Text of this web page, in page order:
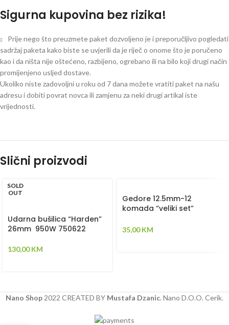
Sigurna kupovina bez rizika!
Prije nego što preuzmete paket dozvoljeno je i preporučljivo pogledati
sadržaj paketa kako biste se uvjerili da je riječ o onome što je poručeno
kao i da ništa nije oštećeno, razbijeno, ogrebano ili na bilo koji drugi način
promijenjeno usljed dostave.
Ukoliko niste zadovoljni u roku od 7 dana možete vratiti paket na našu
adresu i dobiti povrat novca ili zamjenu za neki drugi artikal iste
vrijednosti.
Slični proizvodi
SOLD
OUT
Udarna bušilica “Harden”
26mm 950W 750622
130,00KM
Gedore 12.5mm-12
komada “veliki set”
35,00KM
Nano Shop2022 CREATED BY Mustafa Dzanic. Nano D.O.O. Cerik.